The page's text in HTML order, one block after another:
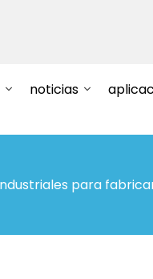
noticias
para